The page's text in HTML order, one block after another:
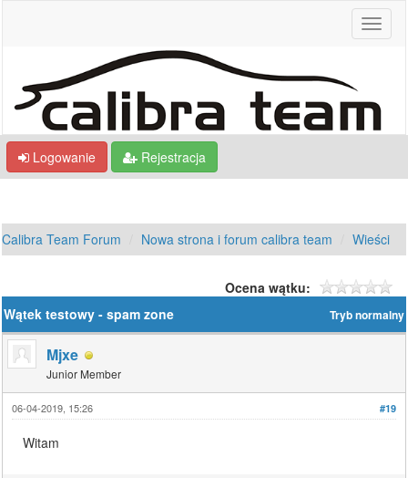
Logowanie Rejestracja
Calibra Team Forum Nowa strona i forum calibra team Wieści
Ocena wątku:
Tryb normalny
Wątek testowy - spam zone
Mjxe
Junior Member
#19
06-04-2019, 15:26
Witam